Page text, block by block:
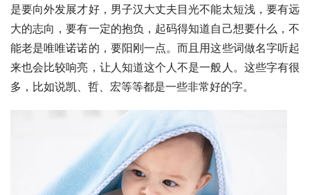
是要向外发展才好，男子汉大丈夫目光不能太短浅，要有远
大的志向，要有一定的抱负，起码得知道自己想要什么，不
能老是唯唯诺诺的，要阳刚一点。而且用这些词做名字听起
来也会比较响亮，让人知道这个人不是一般人。这些字有很
多，比如说凯、哲、宏等等都是一些非常好的字。